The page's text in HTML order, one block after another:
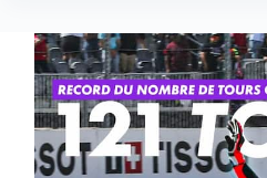
BULEGA
QUI
RÉALISE
UN
WEEK-
END
PARFAIT